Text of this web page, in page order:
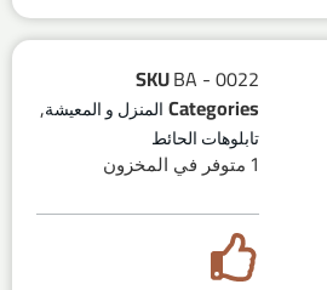
SKUBA - 0022
Categories المنزل و المعيشة,
تابلوهات الحائط
1 متوفر في المخزون